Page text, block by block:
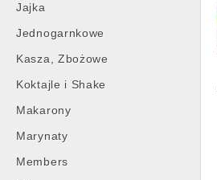
Jajka
Jednogarnkowe
Kasza, Zbożowe
Koktajle i Shake
Makarony
Marynaty
Members